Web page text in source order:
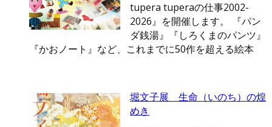
tupera tuperaの仕事2002-
2026』を開催します。 『パン
ダ銭湯』『しろくまのパンツ』
『かおノート』など、これまでに50作を超える絵本
堀文子展 生命（いのち）の煌
めき